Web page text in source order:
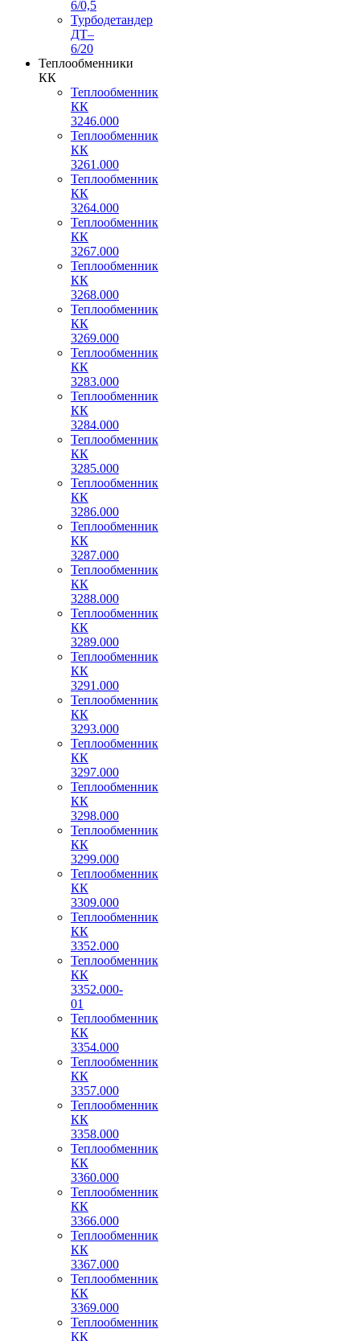
6/0,5
Турбодетандер
ДТ–
6/20
Теплообменники
КК
Теплообменник
КК
3246.000
Теплообменник
КК
3261.000
Теплообменник
КК
3264.000
Теплообменник
КК
3267.000
Теплообменник
КК
3268.000
Теплообменник
КК
3269.000
Теплообменник
КК
3283.000
Теплообменник
КК
3284.000
Теплообменник
КК
3285.000
Теплообменник
КК
3286.000
Теплообменник
КК
3287.000
Теплообменник
КК
3288.000
Теплообменник
КК
3289.000
Теплообменник
КК
3291.000
Теплообменник
КК
3293.000
Теплообменник
КК
3297.000
Теплообменник
КК
3298.000
Теплообменник
КК
3299.000
Теплообменник
КК
3309.000
Теплообменник
КК
3352.000
Теплообменник
КК
3352.000-
01
Теплообменник
КК
3354.000
Теплообменник
КК
3357.000
Теплообменник
КК
3358.000
Теплообменник
КК
3360.000
Теплообменник
КК
3366.000
Теплообменник
КК
3367.000
Теплообменник
КК
3369.000
Теплообменник
КК